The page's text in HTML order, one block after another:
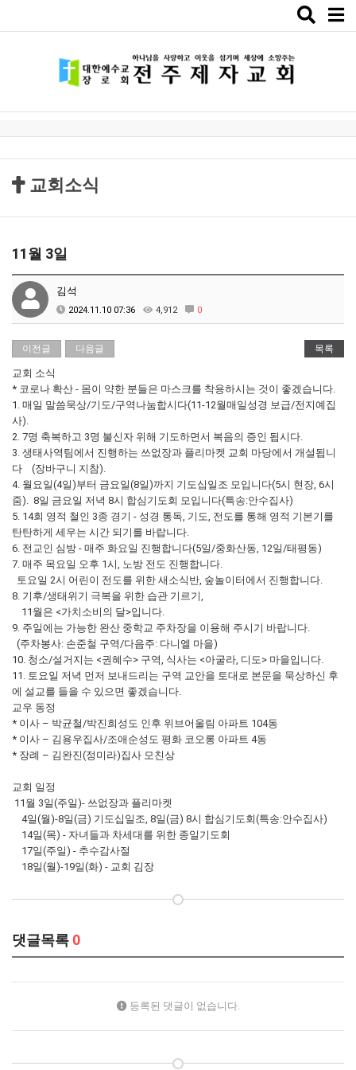
Toggle
교회소식
11월 3일
김석
2024.11.10 07:36 4,912 0
이전글 다음글 목록
교회 소식
* 코로나 확산 - 몸이 약한 분들은 마스크를 착용하시는 것이 좋겠습니다.
1. 매일 말씀묵상/기도/구역나눔합시다(11-12월매일성경 보급/전지예집
사).
2. 7명 축복하고 3명 불신자 위해 기도하면서 복음의 증인 됩시다.
3. 생태사역팀에서 진행하는 쓰없장과 플리마켓 교회 마당에서 개설됩니
다 (장바구니 지참).
4. 월요일(4일)부터 금요일(8일)까지 기도십일조 모입니다(5시 현장, 6시
줌). 8일 금요일 저녁 8시 합심기도회 모입니다(특송:안수집사)
5. 14회 영적 철인 3종 경기 - 성경 통독, 기도, 전도를 통해 영적 기본기를
탄탄하게 세우는 시간 되기를 바랍니다.
6. 전교인 심방 - 매주 화요일 진행합니다(5일/중화산동, 12일/태평동)
7. 매주 목요일 오후 1시, 노방 전도 진행합니다.
토요일 2시 어린이 전도를 위한 새소식반, 숲놀이터에서 진행합니다.
8. 기후/생태위기 극복을 위한 습관 기르기,
11월은 <가치소비의 달>입니다.
9. 주일에는 가능한 완산 중학교 주차장을 이용해 주시기 바랍니다.
(주차봉사: 손준철 구역/다음주: 다니엘 마을)
10. 청소/설거지는 <권혜수> 구역, 식사는 <아굴라, 디도> 마을입니다.
11. 토요일 저녁 먼저 보내드리는 구역 교안을 토대로 본문을 묵상하신 후
에 설교를 들을 수 있으면 좋겠습니다.
교우 동정
* 이사 – 박균철/박진희성도 인후 위브어울림 아파트 104동
* 이사 – 김용우집사/조애순성도 평화 코오롱 아파트 4동
* 장례 – 김완진(정미라)집사 모친상
교회 일정
11월 3일(주일)- 쓰없장과 플리마켓
4일(월)-8일(금) 기도십일조, 8일(금) 8시 합심기도회(특송:안수집사)
14일(목) - 자녀들과 차세대를 위한 종일기도회
17일(주일) - 추수감사절
18일(월)-19일(화) - 교회 김장
댓글목록 0
등록된 댓글이 없습니다.